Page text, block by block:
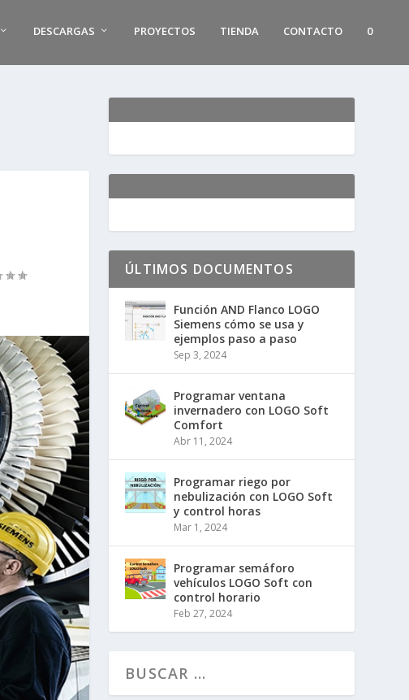
DESCARGAS PROYECTOS TIENDA CONTACTO 0
ÚLTIMOS DOCUMENTOS
Función AND Flanco LOGO
Siemens cómo se usa y
ejemplos paso a paso
Sep 3, 2024
Programar ventana
invernadero con LOGO Soft
Comfort
Abr 11, 2024
Programar riego por
nebulización con LOGO Soft
y control horas
Mar 1, 2024
Programar semáforo
vehículos LOGO Soft con
control horario
Feb 27, 2024